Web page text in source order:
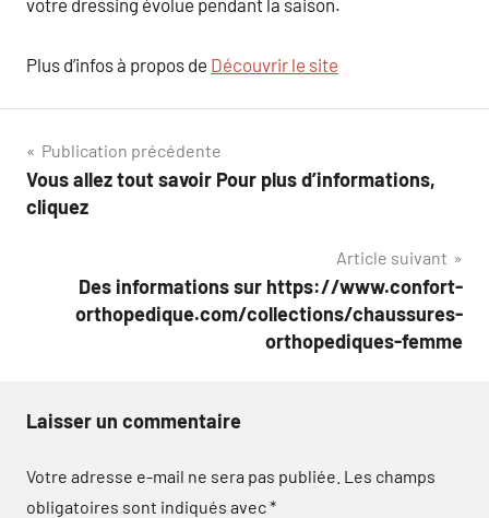
votre dressing évolue pendant la saison.
Plus d’infos à propos de Découvrir le site
Navigation
de
Publication précédente
Vous allez tout savoir Pour plus d’informations,
cliquez
Article suivant
Des informations sur https://www.confort-
orthopedique.com/collections/chaussures-
orthopediques-femme
Laisser un commentaire
Votre adresse e-mail ne sera pas publiée. Les champs
obligatoires sont indiqués avec*